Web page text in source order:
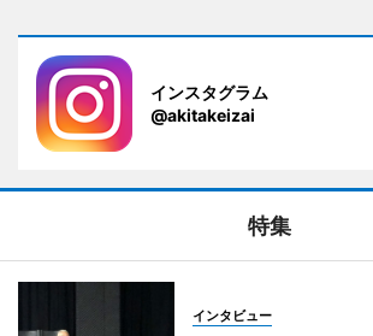
インスタグラム
@akitakeizai
特集
インタビュー